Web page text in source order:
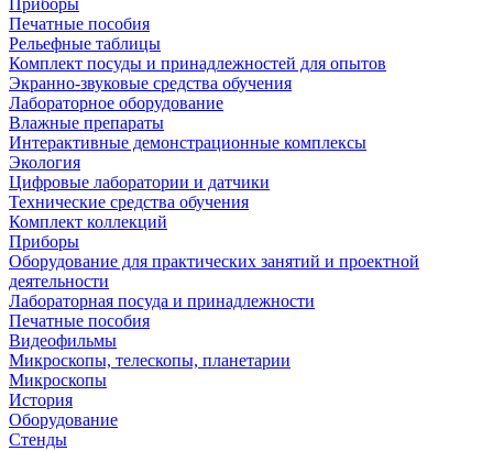
Приборы
Печатные пособия
Рельефные таблицы
Комплект посуды и принадлежностей для опытов
Экранно-звуковые средства обучения
Лабораторное оборудование
Влажные препараты
Интерактивные демонстрационные комплексы
Экология
Цифровые лаборатории и датчики
Технические средства обучения
Комплект коллекций
Приборы
Оборудование для практических занятий и проектной
деятельности
Лабораторная посуда и принадлежности
Печатные пособия
Видеофильмы
Микроскопы, телескопы, планетарии
Микроскопы
История
Оборудование
Стенды